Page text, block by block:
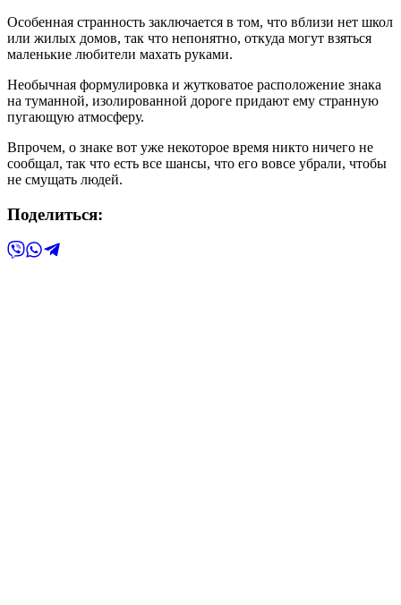
Особенная странность заключается в том, что вблизи нет школ
или жилых домов, так что непонятно, откуда могут взяться
маленькие любители махать руками.
Необычная формулировка и жутковатое расположение знака
на туманной, изолированной дороге придают ему странную
пугающую атмосферу.
Впрочем, о знаке вот уже некоторое время никто ничего не
сообщал, так что есть все шансы, что его вовсе убрали, чтобы
не смущать людей.
Поделиться: